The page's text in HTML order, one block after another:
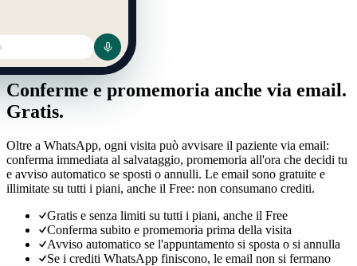
Notifiche email
Conferme e promemoria anche via email.
Gratis.
Oltre a WhatsApp, ogni visita può avvisare il paziente via email:
conferma immediata al salvataggio, promemoria all'ora che decidi tu
e avviso automatico se sposti o annulli. Le email sono gratuite e
illimitate su tutti i piani, anche il Free: non consumano crediti.
Gratis e senza limiti su tutti i piani, anche il Free
Conferma subito e promemoria prima della visita
Avviso automatico se l'appuntamento si sposta o si annulla
Se i crediti WhatsApp finiscono, le email non si fermano